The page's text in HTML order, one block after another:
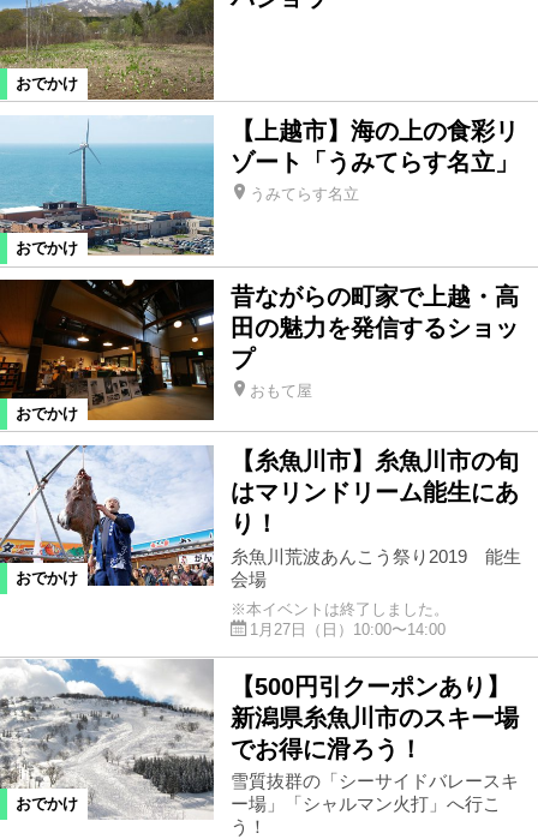
おでかけ
おでかけ
【上越市】海の上の食彩リ
ゾート「うみてらす名立」
うみてらす名立
おでかけ
昔ながらの町家で上越・高
田の魅力を発信するショッ
プ
おもて屋
おでかけ
【糸魚川市】糸魚川市の旬
はマリンドリーム能生にあ
り！
糸魚川荒波あんこう祭り2019 能生
会場
※本イベントは終了しました。
1月27日（日）10:00〜14:00
おでかけ
【500円引クーポンあり】
新潟県糸魚川市のスキー場
でお得に滑ろう！
雪質抜群の「シーサイドバレースキ
ー場」「シャルマン火打」へ行こ
う！